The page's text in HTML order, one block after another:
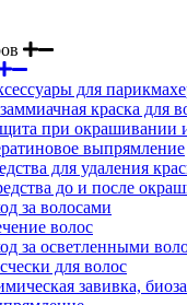
для
краска для
при окрашивании
выпрямление
для удаления
до и после
за волосами
волос
за осветленными
для волос
завивка,